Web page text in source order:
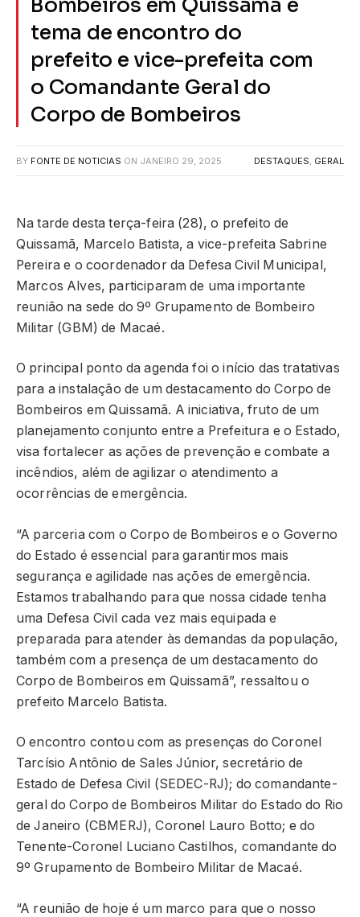
Bombeiros em Quissamã é
tema de encontro do
prefeito e vice-prefeita com
o Comandante Geral do
Corpo de Bombeiros
BY FONTE DE NOTICIAS ON JANEIRO 29, 2025 DESTAQUES, GERAL
Na tarde desta terça-feira (28), o prefeito de
Quissamã, Marcelo Batista, a vice-prefeita Sabrine
Pereira e o coordenador da Defesa Civil Municipal,
Marcos Alves, participaram de uma importante
reunião na sede do 9º Grupamento de Bombeiro
Militar (GBM) de Macaé.
O principal ponto da agenda foi o início das tratativas
para a instalação de um destacamento do Corpo de
Bombeiros em Quissamã. A iniciativa, fruto de um
planejamento conjunto entre a Prefeitura e o Estado,
visa fortalecer as ações de prevenção e combate a
incêndios, além de agilizar o atendimento a
ocorrências de emergência.
“A parceria com o Corpo de Bombeiros e o Governo
do Estado é essencial para garantirmos mais
segurança e agilidade nas ações de emergência.
Estamos trabalhando para que nossa cidade tenha
uma Defesa Civil cada vez mais equipada e
preparada para atender às demandas da população,
também com a presença de um destacamento do
Corpo de Bombeiros em Quissamã”, ressaltou o
prefeito Marcelo Batista.
O encontro contou com as presenças do Coronel
Tarcísio Antônio de Sales Júnior, secretário de
Estado de Defesa Civil (SEDEC-RJ); do comandante-
geral do Corpo de Bombeiros Militar do Estado do Rio
de Janeiro (CBMERJ), Coronel Lauro Botto; e do
Tenente-Coronel Luciano Castilhos, comandante do
9º Grupamento de Bombeiro Militar de Macaé.
“A reunião de hoje é um marco para que o nosso